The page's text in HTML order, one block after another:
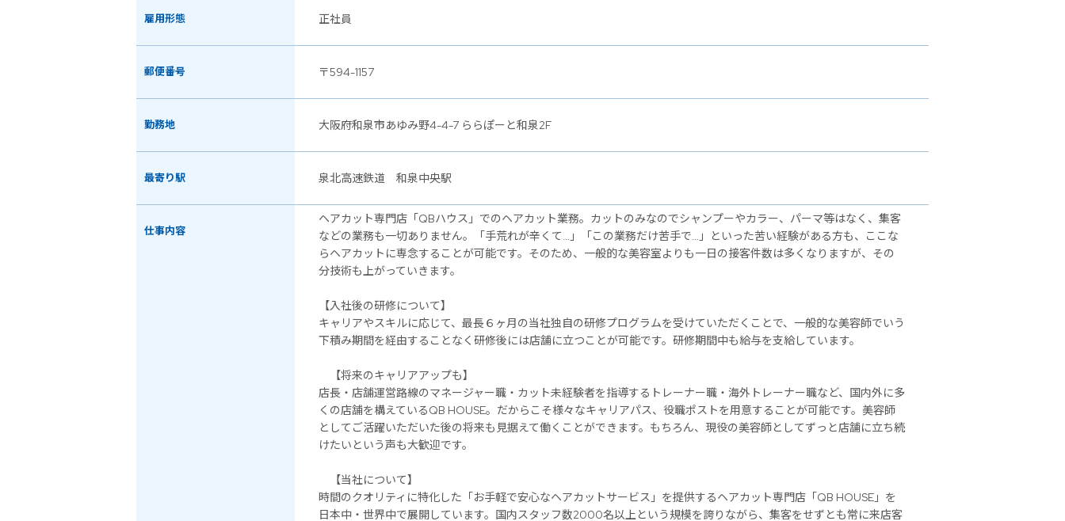
雇用形態 正社員
郵便番号 〒594-1157
勤務地 大阪府和泉市あゆみ野4-4-7 ららぽーと和泉2F
最寄り駅 泉北高速鉄道 和泉中央駅
仕事内容
ヘアカット専門店「QBハウス」でのヘアカット業務。カットのみなのでシャンプーやカラー、パーマ等はなく、集客
などの業務も一切ありません。「手荒れが辛くて…」「この業務だけ苦手で…」といった苦い経験がある方も、ここな
らヘアカットに専念することが可能です。そのため、一般的な美容室よりも一日の接客件数は多くなりますが、その
分技術も上がっていきます。
【入社後の研修について】
キャリアやスキルに応じて、最長６ヶ月の当社独自の研修プログラムを受けていただくことで、一般的な美容師でいう
下積み期間を経由することなく研修後には店舗に立つことが可能です。研修期間中も給与を支給しています。
【将来のキャリアアップも】
店長・店舗運営路線のマネージャー職・カット未経験者を指導するトレーナー職・海外トレーナー職など、国内外に多
くの店舗を構えているQB HOUSE。だからこそ様々なキャリアパス、役職ポストを用意することが可能です。美容師
としてご活躍いただいた後の将来も見据えて働くことができます。もちろん、現役の美容師としてずっと店舗に立ち続
けたいという声も大歓迎です。
【当社について】
時間のクオリティに特化した「お手軽で安心なヘアカットサービス」を提供するヘアカット専門店「QB HOUSE」を
日本中・世界中で展開しています。国内スタッフ数2000名以上という規模を誇りながら、集客をせずとも常に来店客